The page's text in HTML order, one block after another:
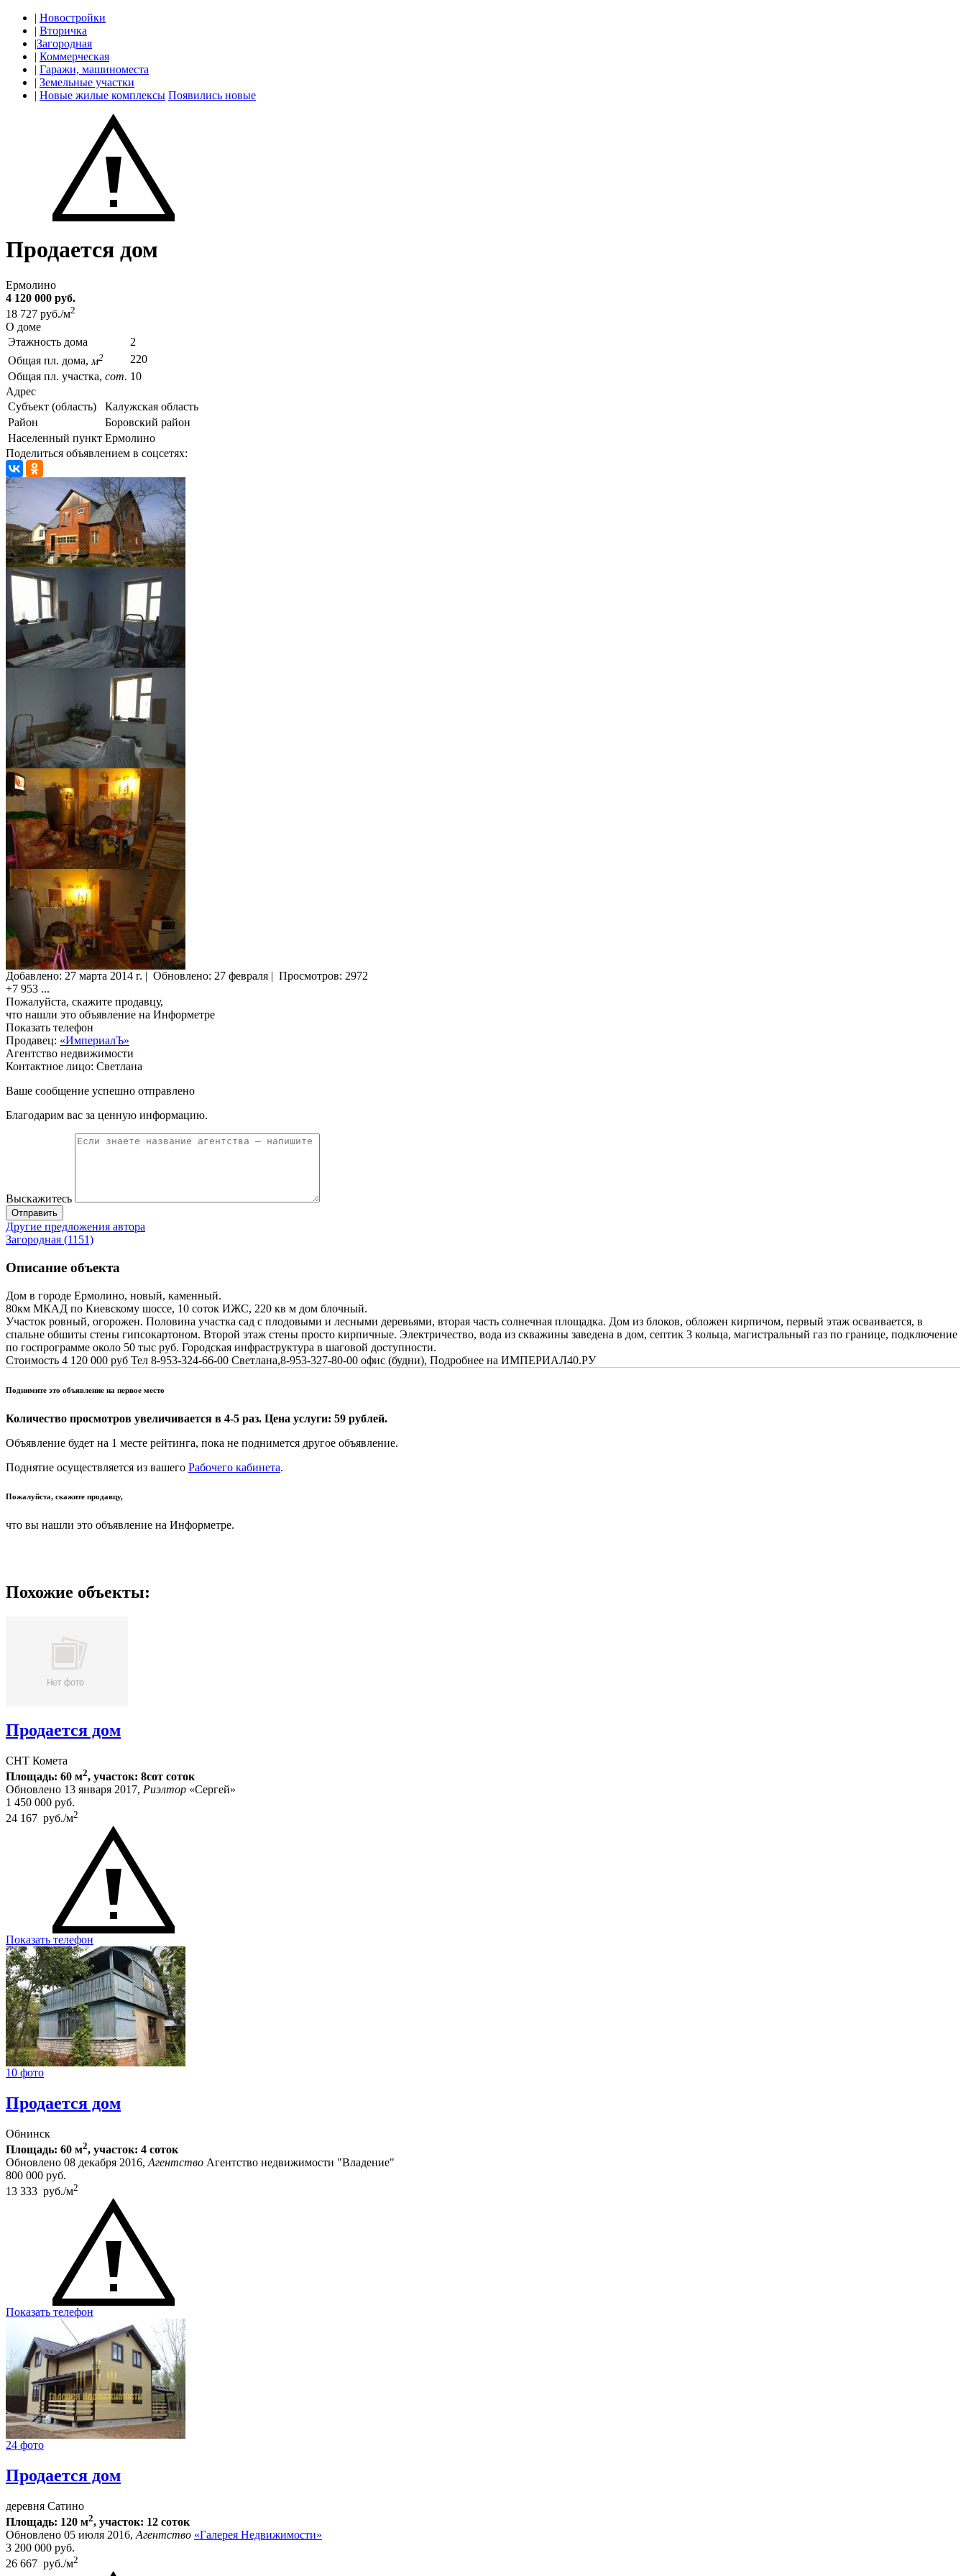
| Новостройки
| Вторичка
|Загородная
| Коммерческая
| Гаражи, машиноместа
| Земельные участки
| Новые жилые комплексы Появились новые
Продается дом
Ермолино
4 120 000 руб.
18 727 руб./м2
О доме
Этажность дома
2
Общая пл. дома, м2
220
Общая пл. участка, сот. 10
Адрес
Субъект (область)
Калужская область
Район
Боровский район
Населенный пункт Ермолино
Поделиться объявлением в соцсетях:
Добавлено: 27 марта 2014 г. | Обновлено: 27 февраля | Просмотров: 2972
+7 953 ...
Пожалуйста, скажите продавцу,
что нашли это объявление на Информетре
Показать телефон
Продавец: «ИмпериалЪ»
Агентство недвижимости
Контактное лицо: Светлана
Ваше сообщение успешно отправлено
Благодарим вас за ценную информацию.
Выскажитесь
Отправить
Другие предложения автора
Загородная (1151)
Описание объекта
Дом в городе Ермолино, новый, каменный.
80км МКАД по Киевскому шоссе, 10 соток ИЖС, 220 кв м дом блочный.
Участок ровный, огорожен. Половина участка сад с плодовыми и лесными деревьями, вторая часть солнечная площадка. Дом из блоков, обложен кирпичом, первый этаж осваивается, в
спальне обшиты стены гипсокартоном. Второй этаж стены просто кирпичные. Электричество, вода из скважины заведена в дом, септик 3 кольца, магистральный газ по границе, подключение
по госпрограмме около 50 тыс руб. Городская инфраструктура в шаговой доступности.
Стоимость 4 120 000 руб Тел 8-953-324-66-00 Светлана,8-953-327-80-00 офис (будни), Подробнее на ИМПЕРИАЛ40.РУ
Поднимите это объявление на первое место
Количество просмотров увеличивается в 4-5 раз. Цена услуги: 59 рублей.
Объявление будет на 1 месте рейтинга, пока не поднимется другое объявление.
Поднятие осуществляется из вашего Рабочего кабинета.
Пожалуйста, скажите продавцу,
что вы нашли это объявление на Информетре.
Похожие объекты:
Продается дом
СНТ Комета
Площадь: 60 м2, участок: 8сот соток
Обновлено 13 января 2017, Риэлтор «Сергей»
1 450 000 руб.
24 167 руб./м2
Показать телефон
10 фото
Продается дом
Обнинск
Площадь: 60 м2, участок: 4 соток
Обновлено 08 декабря 2016, Агентство Агентство недвижимости "Владение"
800 000 руб.
13 333 руб./м2
Показать телефон
24 фото
Продается дом
деревня Сатино
Площадь: 120 м2, участок: 12 соток
Обновлено 05 июля 2016,Агентство «Галерея Недвижимости»
3 200 000 руб.
26 667 руб./м2